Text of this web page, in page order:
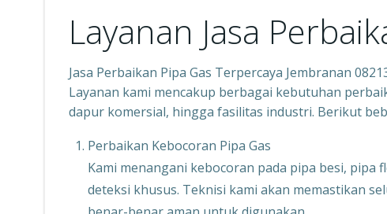
Layanan Jasa
Jasa Perbaikan Pipa Gas Terpercaya Jembranan
Layanan kami mencakup berbagai kebutuhan
dapur komersial, hingga fasilitas industri. Berikut
Perbaikan Kebocoran Pipa Gas
Kami menangani kebocoran pada pipa besi, pipa
deteksi khusus. Teknisi kami akan memastikan